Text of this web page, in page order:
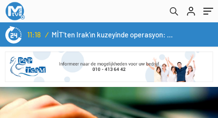
11:18 / MİT’ten Irak’ın kuzeyinde operasyon: Ramazan Güneş Türkiye’ye getirildi